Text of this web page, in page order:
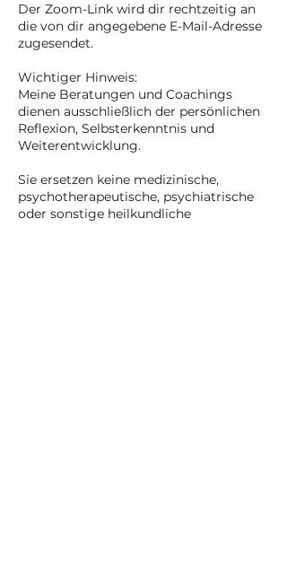
Der Zoom-Link wird dir rechtzeitig an
die von dir angegebene E-Mail-Adresse
zugesendet.
Wichtiger Hinweis:
Meine Beratungen und Coachings
dienen ausschließlich der persönlichen
Reflexion, Selbsterkenntnis und
Weiterentwicklung.
Sie ersetzen keine medizinische,
psychotherapeutische, psychiatrische
oder sonstige heilkundliche